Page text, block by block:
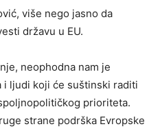
više nego jasno da
državu u EU.
neophodna nam je
i ljudi koji će suštinski raditi
prioriteta.
strane podrška Evropske